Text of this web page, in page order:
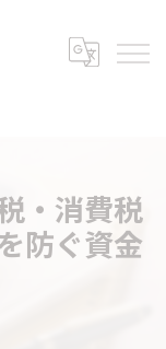
・消費税
防ぐ資金